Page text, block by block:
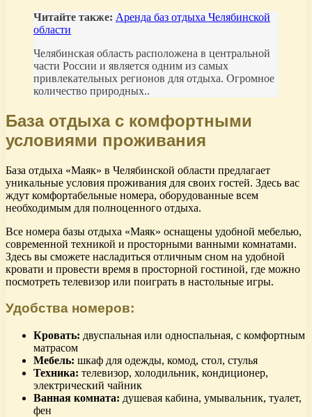
Читайте также: Аренда баз отдыха Челябинской
области
Челябинская область расположена в центральной
части России и является одним из самых
привлекательных регионов для отдыха. Огромное
количество природных..
База отдыха с комфортными
условиями проживания
База отдыха «Маяк» в Челябинской области предлагает
уникальные условия проживания для своих гостей. Здесь вас
ждут комфортабельные номера, оборудованные всем
необходимым для полноценного отдыха.
Все номера базы отдыха «Маяк» оснащены удобной мебелью,
современной техникой и просторными ванными комнатами.
Здесь вы сможете насладиться отличным сном на удобной
кровати и провести время в просторной гостиной, где можно
посмотреть телевизор или поиграть в настольные игры.
Удобства номеров:
Кровать: двуспальная или односпальная, с комфортным
матрасом
Мебель: шкаф для одежды, комод, стол, стулья
Техника: телевизор, холодильник, кондиционер,
электрический чайник
Ванная комната: душевая кабина, умывальник, туалет,
фен